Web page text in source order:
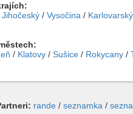
Jihočeský / Vysočina / Karlovarský
/ Klatovy / Sušice / Rokycany /
rande / seznamka /